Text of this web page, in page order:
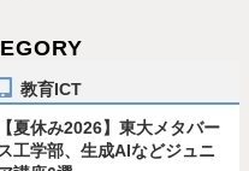
教育ICT
【夏休み2026】東大メタバー
ス工学部、生成AIなどジュニ